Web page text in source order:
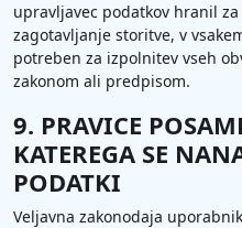
upravljavec podatkov hranil
zagotavljanje storitve, v
potreben za izpolnitev vseh
zakonom ali predpisom.
9. PRAVICE
KATEREGA SE
PODATKI
Veljavna zakonodaja